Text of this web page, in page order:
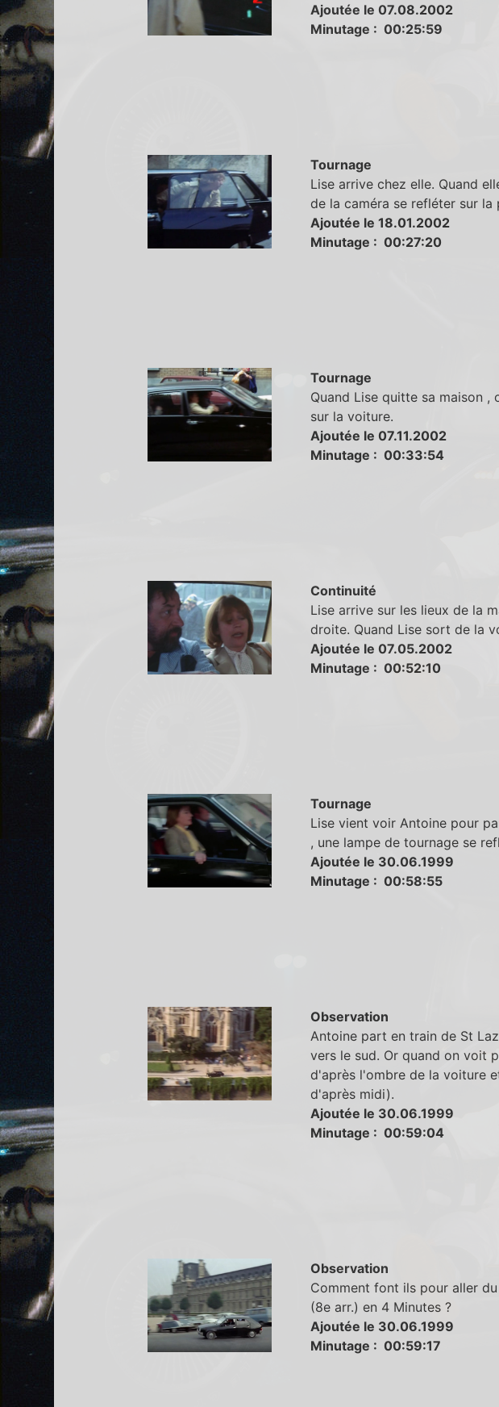
Ajoutée le 07.08.2002
Minutage : 00:25:59
Tournage
Lise arrive chez elle. Quand
de la caméra se refléter sur la
Ajoutée le 18.01.2002
Minutage : 00:27:20
Tournage
Quand Lise quitte sa maison
sur la voiture.
Ajoutée le 07.11.2002
Minutage : 00:33:54
Continuité
Lise arrive sur les lieux de la
droite. Quand Lise sort de la
Ajoutée le 07.05.2002
Minutage : 00:52:10
Tournage
Lise vient voir Antoine pour
, une lampe de tournage se
Ajoutée le 30.06.1999
Minutage : 00:58:55
Observation
Antoine part en train de St
vers le sud. Or quand on voit
d'après l'ombre de la voiture
d'après midi).
Ajoutée le 30.06.1999
Minutage : 00:59:04
Observation
Comment font ils pour aller
(8e arr.) en 4 Minutes ?
Ajoutée le 30.06.1999
Minutage : 00:59:17